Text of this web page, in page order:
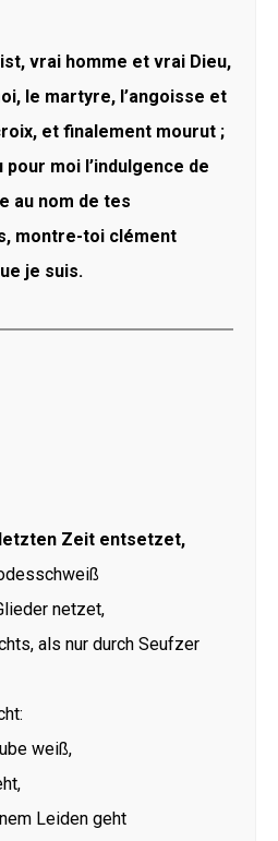
vrai homme et vrai Dieu,
le martyre, l’angoisse et
et finalement mourut ;
moi l’indulgence de
au nom de tes
montre-toi clément
je suis.
Zeit entsetzet,
netzet,
als nur durch Seufzer
weiß,
Leiden geht